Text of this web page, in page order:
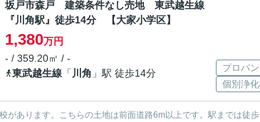
坂戸市森戸 建築条件なし売地 東武越生線
『川角駅』徒歩14分 【大家小学区】
1,380万円
- / 359.20㎡ / -
東武越生線 「 川角 」駅 徒歩14分 プロパ
個別浄
があります。こちらの土地は前面道路6m以上です。駅までは徒